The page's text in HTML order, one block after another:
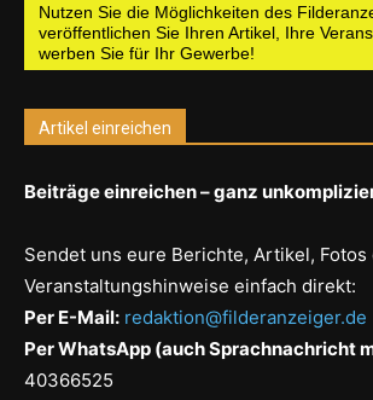
Nutzen Sie die Möglichkeiten des
veröffentlichen Sie Ihren Artikel, Ihre
werben Sie für Ihr Gewerbe!
Artikel einreichen
Beiträge einreichen – ganz
Sendet uns eure Berichte, Artikel, Fotos
Veranstaltungshinweise einfach direkt:
Per E-Mail: redaktion@filderanzeiger.de
Per WhatsApp (auch Sprachnachricht
40366525